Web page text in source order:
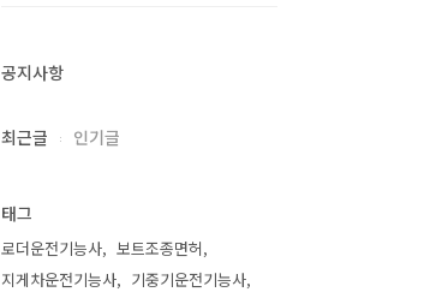
공지사항
최근글 인기글
태그
로더운전기능사
보트조종면허
지게차운전기능사
기중기운전기능사